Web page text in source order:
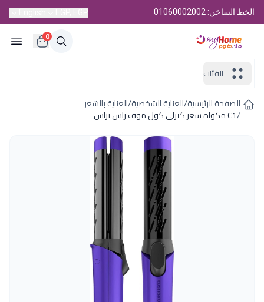
الخط الساخن: 01060002002
0
الفئات
الصفحة الرئيسية/العناية الشخصية/العناية بالشعر
/C1 مكواة شعر كيرلى كول موف راش براش